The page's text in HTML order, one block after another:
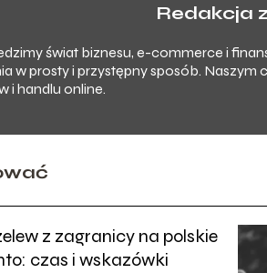
Redakcja
świat biznesu, e-commerce i
w prosty i przystępny sposób. Naszym
i handlu online.
z zagranicy na polskie
czas i wskazówki